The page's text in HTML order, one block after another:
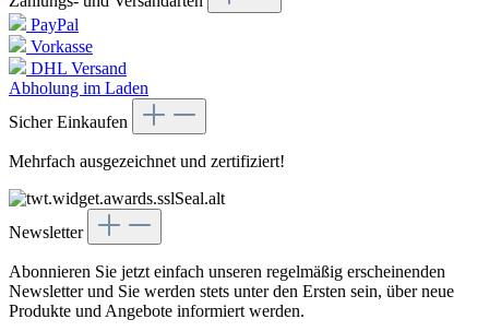
PayPal
Vorkasse
DHL Versand
Abholung im Laden
Sicher Einkaufen
Mehrfach ausgezeichnet und zertifiziert!
Newsletter
Abonnieren Sie jetzt einfach unseren regelmäßig erscheinenden
Newsletter und Sie werden stets unter den Ersten sein, über neue
Produkte und Angebote informiert werden.